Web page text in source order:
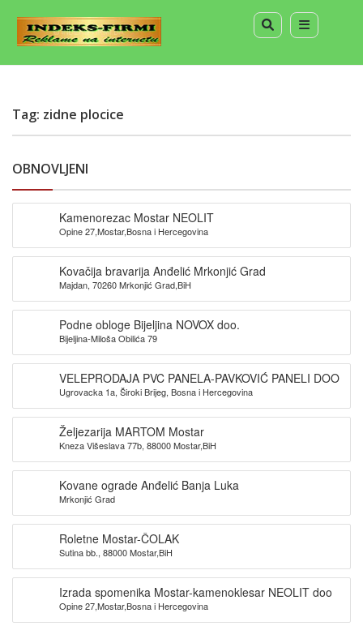
Tag: zidne plocice
OBNOVLJENI
Kamenorezac Mostar NEOLIT
Opine 27,Mostar,Bosna i Hercegovina
Kovačija bravarija Anđelić Mrkonjić Grad
Majdan, 70260 Mrkonjić Grad,BiH
Podne obloge Bijeljina NOVOX doo.
Bijeljina-Miloša Obilića 79
VELEPRODAJA PVC PANELA-PAVKOVIĆ PANELI DOO
Ugrovacka 1a, Široki Brijeg, Bosna i Hercegovina
Željezarija MARTOM Mostar
Kneza Višeslava 77b, 88000 Mostar,BiH
Kovane ograde Anđelić Banja Luka
Mrkonjić Grad
Roletne Mostar-ČOLAK
Sutina bb., 88000 Mostar,BiH
Izrada spomenika Mostar-kamenoklesar NEOLIT doo
Opine 27,Mostar,Bosna i Hercegovina